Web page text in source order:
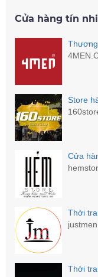
Cửa hàng tín
Store
Cửa
Thời
Thời